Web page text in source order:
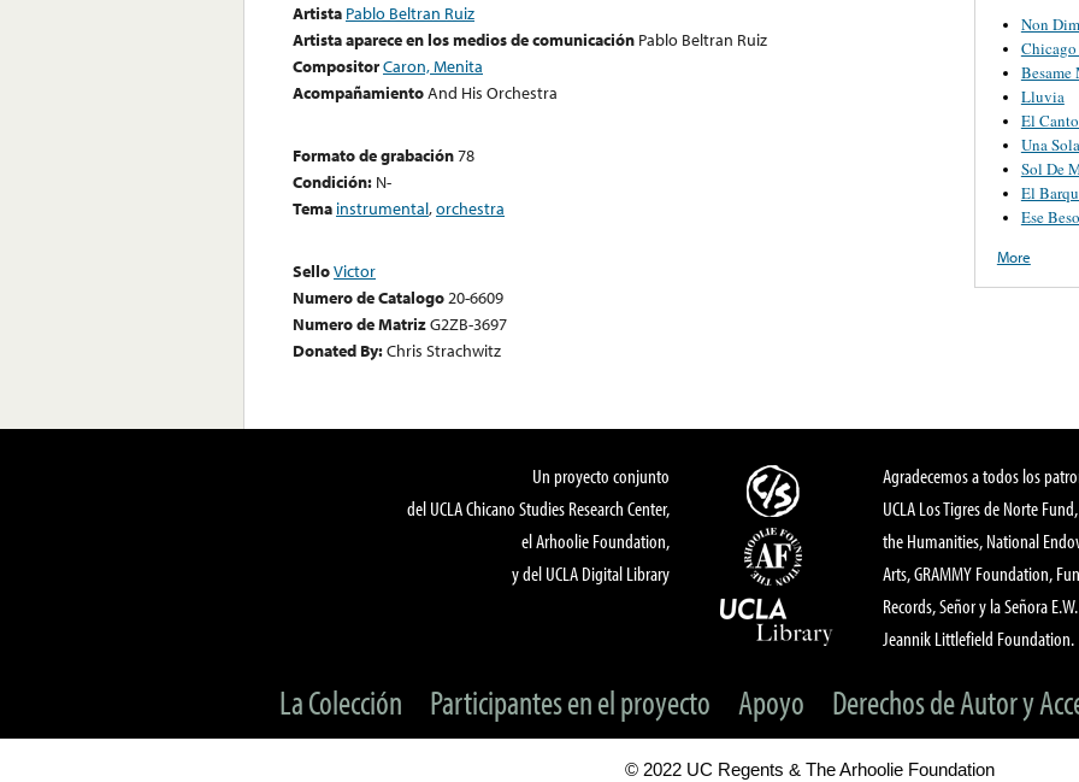
Artista Pablo Beltran Ruiz
Artista aparece en los medios de comunicación Pablo Beltran Ruiz
CompositorCaron, Menita
AcompañamientoAnd His Orchestra
Formato de grabación78
Condición: N-
Tema instrumental,orchestra
SelloVictor
Numero de Catalogo20-6609
Numero de MatrizG2ZB-3697
Donated By:Chris Strachwitz
Non
Lluvia
El
Una
Sol De
El
Ese Beso
More
Un proyecto conjunto
del UCLA Chicano Studies Research Center,
el Arhoolie Foundation,
y del UCLA Digital Library
Agradecemos a todos los
UCLA Los Tigres de Norte
the Humanities, National
Arts, GRAMMY Foundation,
Records, Señor y la Señora
Jeannik Littlefield Foundation.
La Colección Participantes en el proyecto Apoyo Derechos de Autor y
© 2022 UC Regents & The Arhoolie Foundation